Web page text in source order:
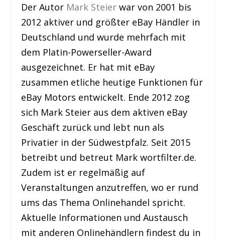
Der Autor Mark Steier war von 2001 bis
2012 aktiver und größter eBay Händler in
Deutschland und wurde mehrfach mit
dem Platin-Powerseller-Award
ausgezeichnet. Er hat mit eBay
zusammen etliche heutige Funktionen für
eBay Motors entwickelt. Ende 2012 zog
sich Mark Steier aus dem aktiven eBay
Geschäft zurück und lebt nun als
Privatier in der Südwestpfalz. Seit 2015
betreibt und betreut Mark wortfilter.de.
Zudem ist er regelmäßig auf
Veranstaltungen anzutreffen, wo er rund
ums das Thema Onlinehandel spricht.
Aktuelle Informationen und Austausch
mit anderen Onlinehändlern findest du in